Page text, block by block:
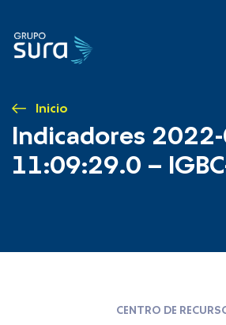
Inicio
Indicadores
11:09:29.0 –
CENTRO DE